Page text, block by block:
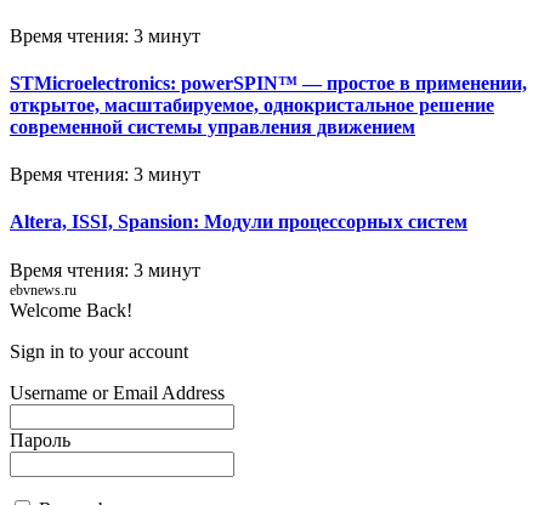
Время чтения: 3 минут
STMicroelectronics: powerSPIN™ — простое в применении,
открытое, масштабируемое, однокристальное решение
современной системы управления движением
Время чтения: 3 минут
Altera, ISSI, Spansion: Модули процессорных систем
Время чтения: 3 минут
ebvnews.ru
Welcome Back!
Sign in to your account
Username or Email Address
Пароль